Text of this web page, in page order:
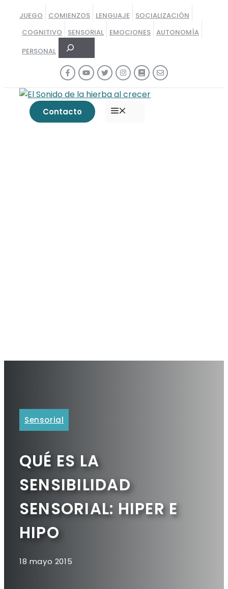
contenido
JUEGO COMIENZOS LENGUAJE
SOCIALIZACIÓN
COGNITIVO
SENSORIAL EMOCIONES AUTONOMÍA
PERSONAL
Buscar
Contacto
Sensorial
QUÉ ES LA
SENSIBILIDAD
SENSORIAL: HIPER E
HIPO
18 mayo 2015